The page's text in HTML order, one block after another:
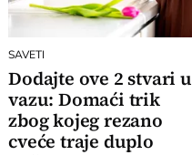
SAVETI
Dodajte ove 2 stvari u
vazu: Domaći trik
zbog kojeg rezano
cveće traje duplo